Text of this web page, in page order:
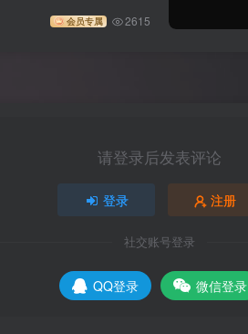
会员专属 2615
请登录后发表评论
登录 注册
社交账号登录
QQ登录 微信登录